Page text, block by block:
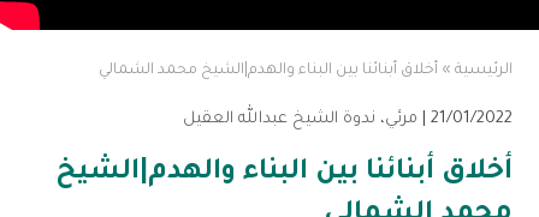
الرئيسية » أخلاق أبنائنا بين البناء والهدم|الشيخ محمد الشمالي
21/01/2022 | مرئي، ندوة الشيخ عبدالله العقيل
أخلاق أبنائنا بين البناء والهدم|الشيخ